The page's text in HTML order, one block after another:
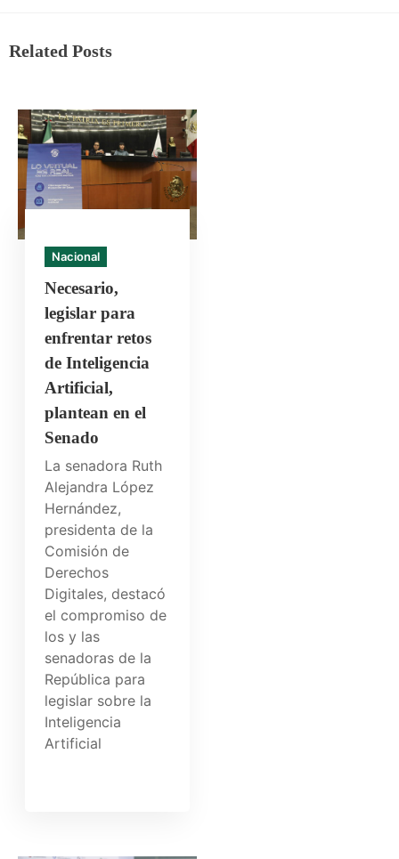
Related Posts
Nacional
Necesario,
legislar para
enfrentar retos
de Inteligencia
Artificial,
plantean en el
Senado
La senadora Ruth
Alejandra López
Hernández,
presidenta de la
Comisión de
Derechos
Digitales, destacó
el compromiso de
los y las
senadoras de la
República para
legislar sobre la
Inteligencia
Artificial